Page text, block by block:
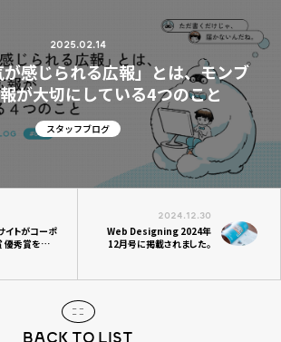
2025.02.14
が感じられる広報」とは、モンブ
が大切にしている4つのこと
スタッフブログ
イトがコーポ
優秀賞を受
BACK TO LIST
2024.12.30
Web Designing 2024年
12月号に掲載されました。